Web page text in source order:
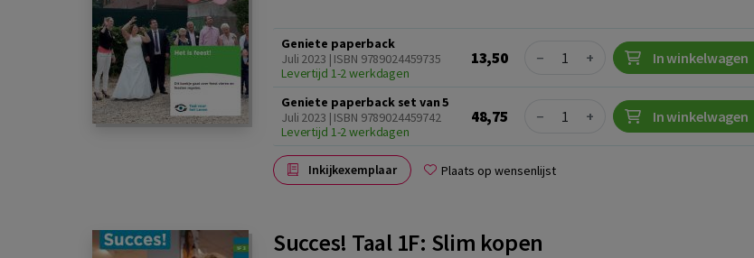
Geniete paperback
Juli 2023 | ISBN 9789024459735
Levertijd 1-2 werkdagen
13,50 Quantity
− + In winkelwagen
Geniete paperback set van 5
Juli 2023 | ISBN 9789024459742
Levertijd 1-2 werkdagen
48,75 Quantity
− + In winkelwagen
Inkijkexemplaar Plaats op wensenlijst
Succes! Taal 1F: Slim kopen